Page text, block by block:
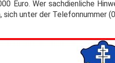
Euro. Wer sachdienliche
sich unter der